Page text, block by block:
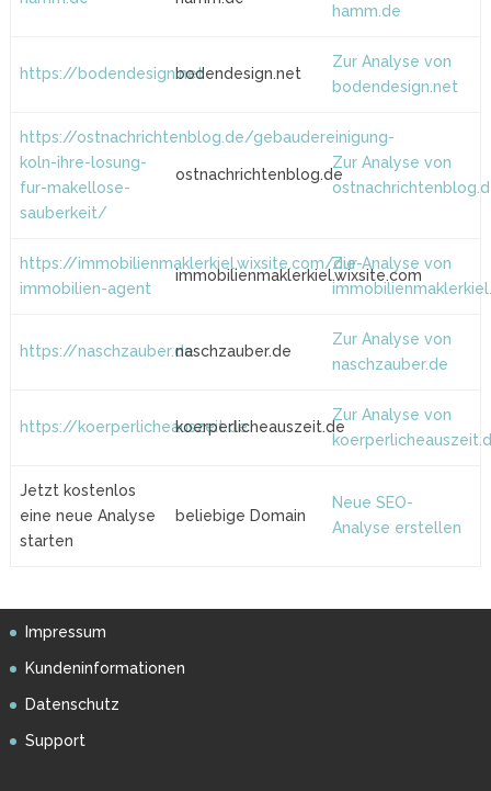
hamm.de
https://bodendesign.netbodendesign.net
Zur Analyse von
bodendesign.net
https://ostnachrichtenblog.de/gebaudereinigung-
koln-ihre-losung-
fur-makellose-
sauberkeit/
ostnachrichtenblog.de
Zur Analyse von
https://immobilienmaklerkiel.wixsite.com/die-
immobilien-agent
immobilienmaklerkiel.wixsite.com
Zur Analyse von
https://naschzauber.denaschzauber.de
Zur Analyse von
naschzauber.de
https://koerperlicheauszeit.dekoerperlicheauszeit.de
Zur Analyse von
Jetzt kostenlos
eine neue Analyse
starten
beliebige Domain
Neue SEO-
Analyse erstellen
Impressum
Kundeninformationen
Datenschutz
Support